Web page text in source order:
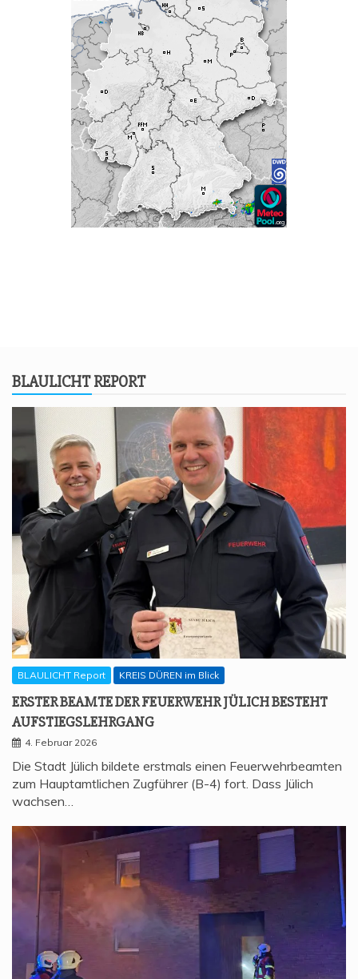
BLAU­LICHT REPORT
BLAULICHT Report KREIS DÜREN im Blick
ERS­TER BEAM­TE DER FEU­ER­WEHR JÜLICH BESTEHT
AUFSTIEGSLEHRGANG
4. Februar 2026
Die Stadt Jülich bildete erstmals einen Feuerwehrbeamten
zum Hauptamtlichen Zugführer (B-4) fort. Dass Jülich
wachsen…